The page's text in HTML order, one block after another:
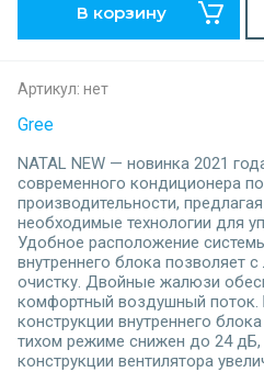
В корзину
Артикул: нет
Gree
NATAL NEW — новинка 2021
современного кондиционера
производительности,
необходимые технологии для
Удобное расположение
внутреннего блока позволяет
очистку. Двойные жалюзи
комфортный воздушный поток.
конструкции внутреннего
тихом режиме снижен до 24 дБ,
конструкции вентилятора